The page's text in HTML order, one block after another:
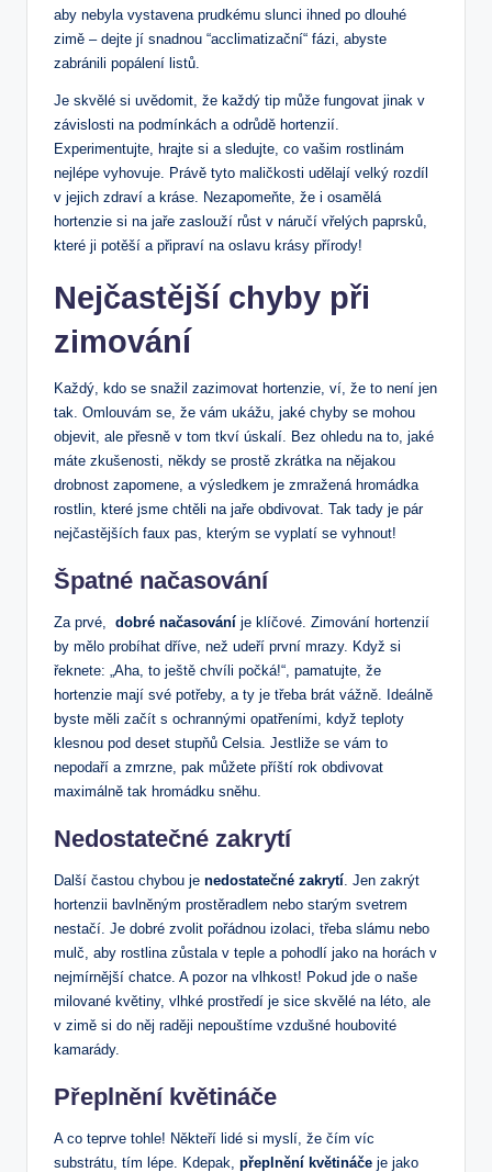
aby​ nebyla vystavena prudkému slunci ihned po dlouhé
‍zimě – dejte ‌jí snadnou ‍“acclimatizační“⁢ fázi, abyste⁣
zabránili popálení listů.
Je ‌skvělé si uvědomit, že každý tip ⁢může fungovat jinak v
závislosti na ⁢podmínkách a odrůdě hortenzií.
Experimentujte,⁤ hrajte si a sledujte, co​ vašim rostlinám
nejlépe vyhovuje. Právě tyto ⁢maličkosti​ udělají velký⁣ rozdíl
v jejich‌ zdraví ‍a⁤ kráse. ⁢Nezapomeňte, že‍ i osamělá
⁣hortenzie si na jaře zaslouží⁣ růst v náručí vřelých paprsků,
které ji​ potěší a připraví na oslavu krásy ‌přírody!
Nejčastější⁤ chyby při
zimování
Každý,‌ kdo se snažil zazimovat ⁣hortenzie, ‍ví, že ⁢to není jen‌
tak. Omlouvám​ se, že vám ⁤ukážu, jaké ⁢chyby se mohou
‍objevit, ale⁤ přesně‍ v tom tkví​ úskalí. Bez ohledu ⁣na to, ⁤jaké
⁤máte zkušenosti, někdy ‍se prostě zkrátka na ⁢nějakou
drobnost​ zapomene,⁤ a výsledkem je zmražená hromádka
rostlin, které jsme chtěli na jaře obdivovat. Tak‍ tady je ‍pár
nejčastějších faux pas, kterým se vyplatí se vyhnout!
Špatné⁢ načasování
Za prvé, ⁢ dobré ​načasování je klíčové. Zimování ⁣hortenzií
by mělo probíhat​ dříve, ⁤než udeří ​první mrazy. Když⁢ si⁣
řeknete: „Aha, to ještě chvíli⁣ počká!“, pamatujte, že
hortenzie mají své potřeby, a ty ⁤je třeba brát ⁢vážně. ⁢Ideálně⁣
byste měli začít s ⁤ochrannými opatřeními, když teploty
klesnou pod ⁢deset ⁣stupňů‍ Celsia. Jestliže se vám ‍to‌
nepodaří a zmrzne, pak‌ můžete příští rok ‌obdivovat
maximálně ‍tak hromádku sněhu.
Nedostatečné zakrytí
Další častou ‌chybou je‌ nedostatečné⁣ zakrytí . Jen ‌zakrýt⁤
hortenzii bavlněným‍ prostěradlem nebo starým svetrem‍
nestačí. Je dobré zvolit pořádnou izolaci, ​třeba slámu ⁢nebo
mulč,​ aby rostlina zůstala v teple a pohodlí jako ‌na horách‍ v
nejmírnější chatce. A⁣ pozor na ‍vlhkost! Pokud​ jde o naše
milované květiny, vlhké⁤ prostředí je sice skvělé⁢ na léto,‌ ale
v zimě si do něj raději nepouštíme vzdušné houbovité
kamarády.
Přeplnění ⁤květináče
A co teprve‍ tohle! ⁣Někteří lidé si myslí, že čím⁢ víc
‌substrátu,⁣ tím lépe. ⁤Kdepak, přeplnění květináče je jako